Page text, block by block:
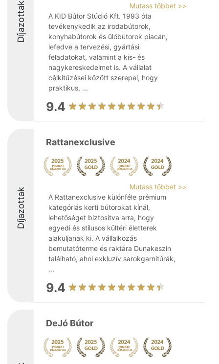
Díjazottak
Mutass többet >>
A KID Bútor Stúdió Kft. 1993 óta
tevékenykedik az irodabútorok,
konyhabútorok és ülőbútorok piacán,
lefedve a tervezési, gyártási
feladatokat, valamint a kis- és
nagykereskedelmet is. A vállalat
célkitűzései között szerepel, hogy
praktikus, ...
9.4
Díjazottak
Rattanexclusive
Mutass többet >>
A Rattanexclusive különféle prémium
kategóriás kerti bútorokat kínál,
lehetőséget biztosítva arra, hogy
egyedi és stílusos kültéri életterek
alakuljanak ki. A vállalkozás
bemutatóterme és raktára Dunakeszin
található, ahol exkluzív sarokgarnitúrák,
...
9.4
DeJó Bútor